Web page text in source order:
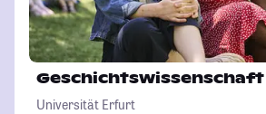
Geschichtswissenschaft
Universität Erfurt